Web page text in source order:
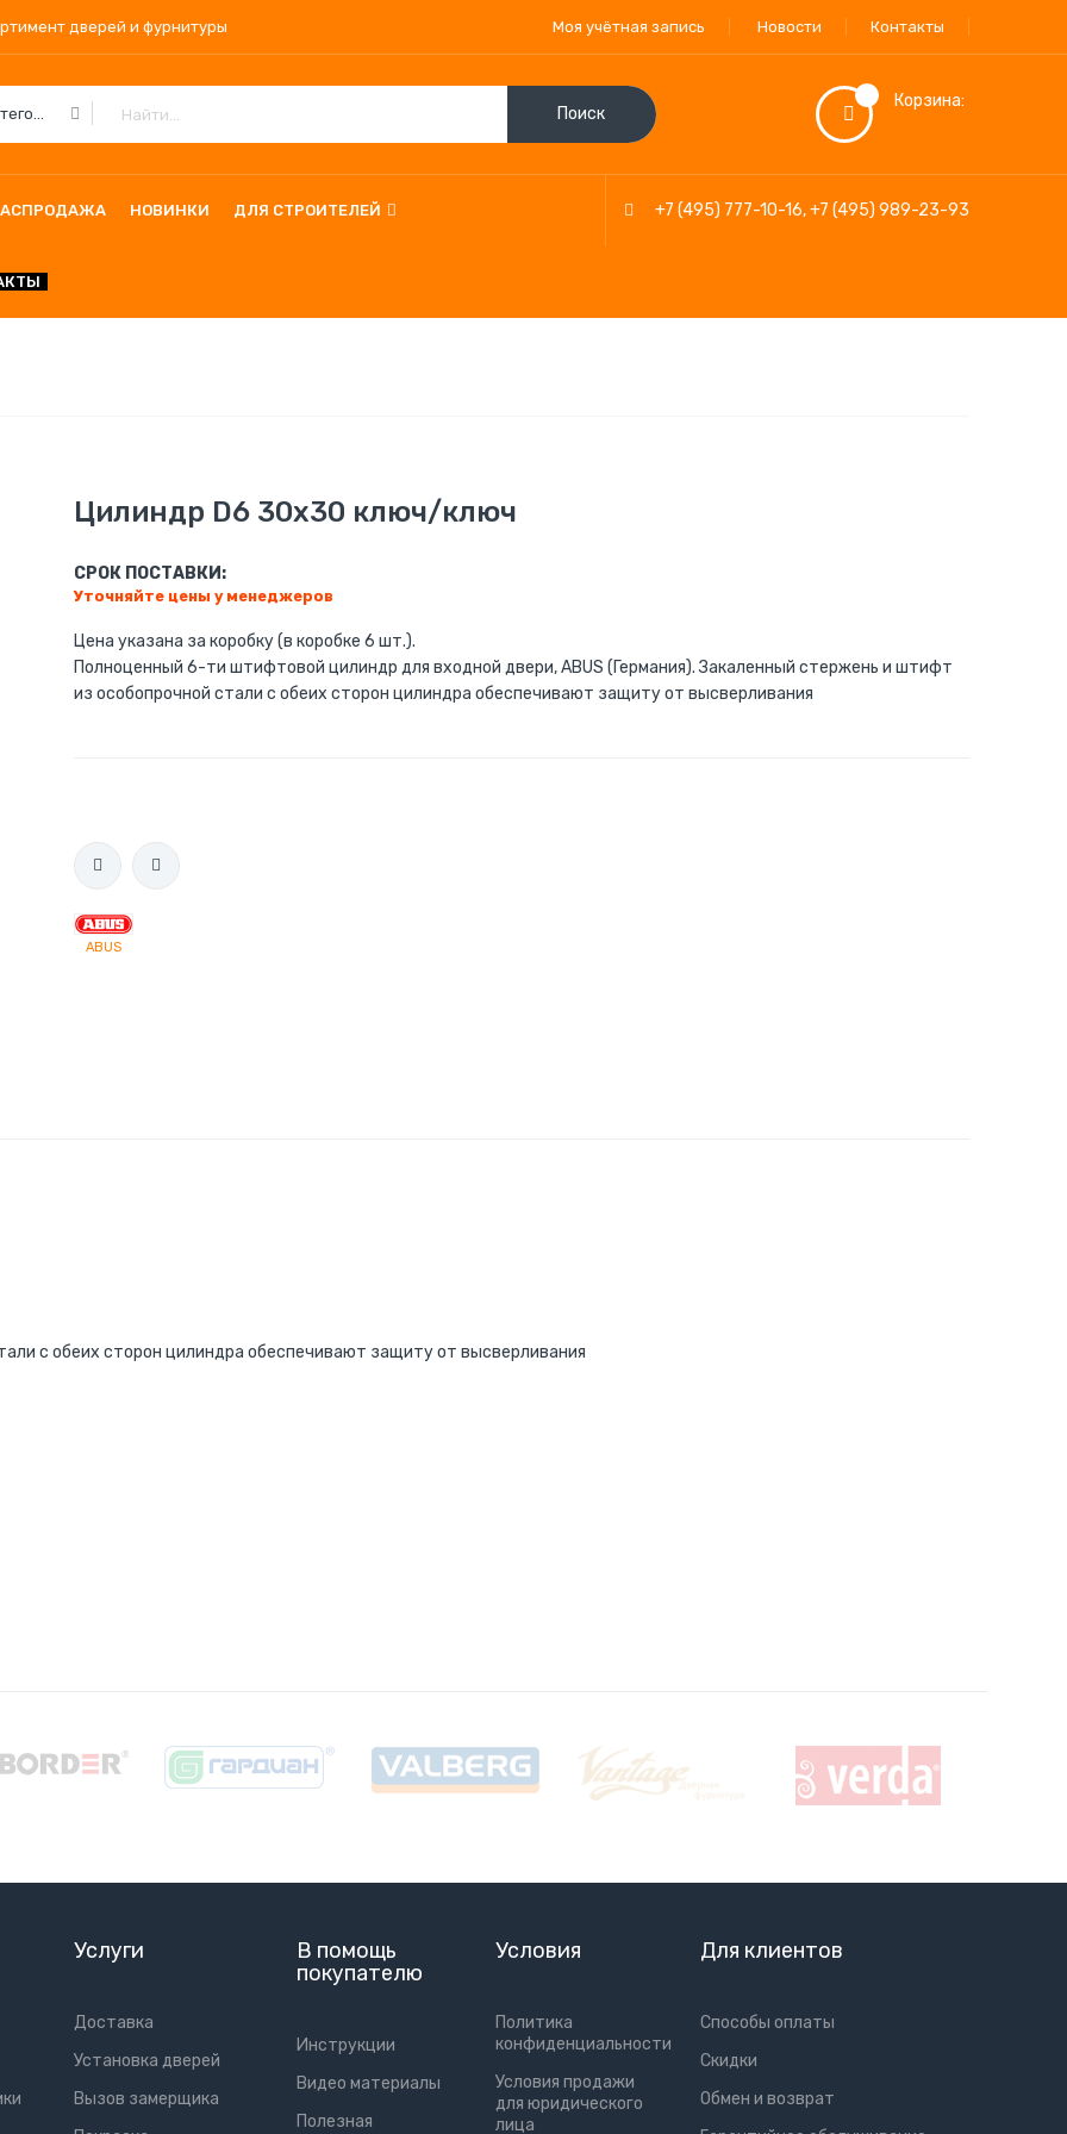
дверей и фурнитуры Моя учётная запись Новости Контакты
Корзина:
Все Категории Поиск
НОВИНКИ ДЛЯ СТРОИТЕЛЕЙ +7 (495) 777-10-16,+7 (495) 989-23-93
Цилиндр D6 30х30 ключ/ключ
СРОК ПОСТАВКИ:
Уточняйте цены у менеджеров
Цена указана за коробку (в коробке 6 шт.).
Полноценный 6-ти штифтовой цилиндр для входной двери, ABUS (Германия). Закаленный стержень и штифт
из особопрочной стали с обеих сторон цилиндра обеспечивают защиту от высверливания
ABUS
с обеих сторон цилиндра обеспечивают защиту от высверливания
Услуги
Доставка
Установка дверей
Вызов замерщика
В помощь
покупателю
Инструкции
Видео материалы
Полезная
Условия
Политика
конфиденциальности
Условия продажи
для юридического
лица
Для клиентов
Способы оплаты
Скидки
Обмен и возврат